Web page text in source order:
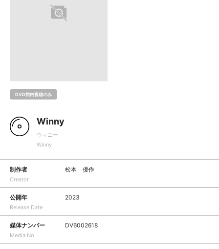
DVD館内視聴のみ
Winny
ウィニー
Winny
制作者
Creator
松本 優作
公開年
Release Date
2023
媒体ナンバー
Media No
DV6002618